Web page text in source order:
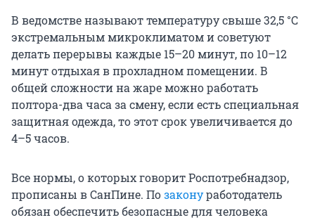
В ведомстве называют температуру свыше 32,5 °C
экстремальным микроклиматом и советуют
делать перерывы каждые 15–20 минут, по 10–12
минут отдыхая в прохладном помещении. В
общей сложности на жаре можно работать
полтора-два часа за смену, если есть специальная
защитная одежда, то этот срок увеличивается до
4–5 часов.
Все нормы, о которых говорит Роспотребнадзор,
прописаны в СанПине. Позаконуработодатель
обязан обеспечить безопасные для человека